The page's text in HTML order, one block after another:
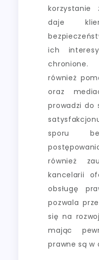
korzystanie
daje
ich
również
oraz
prowadzi do
sporu
również
kancelarii
obsługę
pozwala
się na
mając
prawne są w